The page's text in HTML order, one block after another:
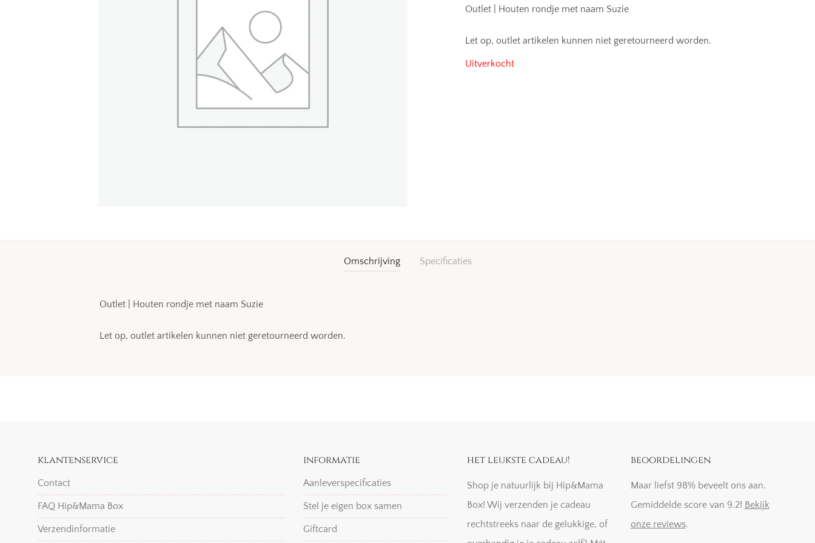
Outlet | Houten rondje met naam Suzie
Let op, outlet artikelen kunnen niet geretourneerd worden.
Uitverkocht
Omschrijving Specificaties
Outlet | Houten rondje met naam Suzie
Let op, outlet artikelen kunnen niet geretourneerd worden.
klantenservice
Contact
FAQ Hip&Mama Box
Verzendinformatie
informatie
Aanleverspecificaties
Stel je eigen box samen
Giftcard
het leukste cadeau!
Shop je natuurlijk bij Hip&Mama
Box! Wij verzenden je cadeau
rechtstreeks naar de gelukkige, of
beoordelingen
Maar liefst 98% beveelt ons aan.
Gemiddelde score van 9.2! Bekijk
onze reviews.